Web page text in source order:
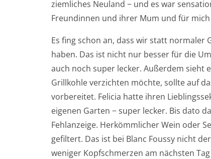
ziemliches Neuland − und es war
Freundinnen und ihrer Mum und für
Es fing schon an, dass wir statt normaler
haben. Das ist nicht nur besser für die
auch noch super lecker. Außerdem sieht
Grillkohle verzichten möchte, sollte auf
vorbereitet. Felicia hatte ihren
eigenen Garten − super lecker. Bis dato
Fehlanzeige. Herkömmlicher Wein oder
gefiltert. Das ist bei Blanc Foussy nicht
weniger Kopfschmerzen am nächsten